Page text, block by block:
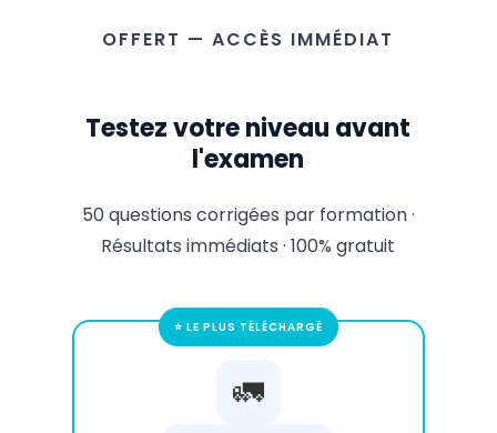
OFFERT — ACCÈS IMMÉDIAT
Testez votre niveau avant
l'examen
50 questions corrigées par formation ·
Résultats immédiats · 100% gratuit
⭐ LE PLUS TÉLÉCHARGÉ
🚛